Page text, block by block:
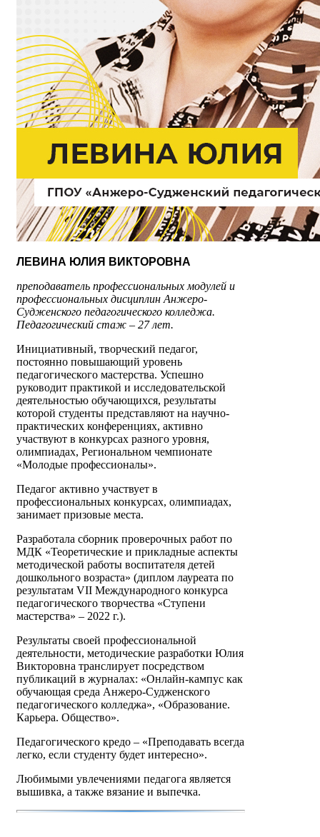
ЛЕВИНА ЮЛИЯ ВИКТОРОВНА
преподаватель профессиональных модулей и
профессиональных дисциплин Анжеро-
Судженского педагогического колледжа.
Педагогический стаж – 27 лет.
Инициативный, творческий педагог,
постоянно повышающий уровень
педагогического мастерства. Успешно
руководит практикой и исследовательской
деятельностью обучающихся, результаты
которой студенты представляют на научно-
практических конференциях, активно
участвуют в конкурсах разного уровня,
олимпиадах, Региональном чемпионате
«Молодые профессионалы».
Педагог активно участвует в
профессиональных конкурсах, олимпиадах,
занимает призовые места.
Разработала сборник проверочных работ по
МДК «Теоретические и прикладные аспекты
методической работы воспитателя детей
дошкольного возраста» (диплом лауреата по
результатам VII Международного конкурса
педагогического творчества «Ступени
мастерства» – 2022 г.).
Результаты своей профессиональной
деятельности, методические разработки Юлия
Викторовна транслирует посредством
публикаций в журналах: «Онлайн-кампус как
обучающая среда Анжеро-Судженского
педагогического колледжа», «Образование.
Карьера. Общество».
Педагогического кредо – «Преподавать всегда
легко, если студенту будет интересно».
Любимыми увлечениями педагога является
вышивка, а также вязание и выпечка.